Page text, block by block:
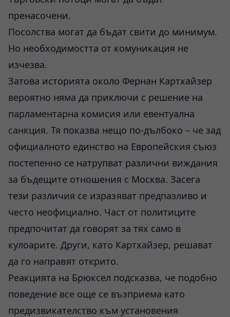
пренасочени.
Посолства могат да бъдат свити до минимум.
Но необходимостта от комуникация не
изчезва.
Затова историята около Фернан Картхайзер
вероятно няма да приключи с решение на
парламентарна комисия или евентуална
санкция. Тя показва нещо по-дълбоко – че зад
официалното единство на Европейския съюз
постепенно се натрупват различни виждания
за бъдещите отношения с Москва. Засега
тези различия се изразяват предпазливо и
често неофициално. Част от политиците
предпочитат да говорят за тях само в
кулоарите. Други, като Картхайзер, решават
да го направят открито.
Реакцията на Брюксел подсказва, че подобно
поведение все още се възприема като
предизвикателство към установения